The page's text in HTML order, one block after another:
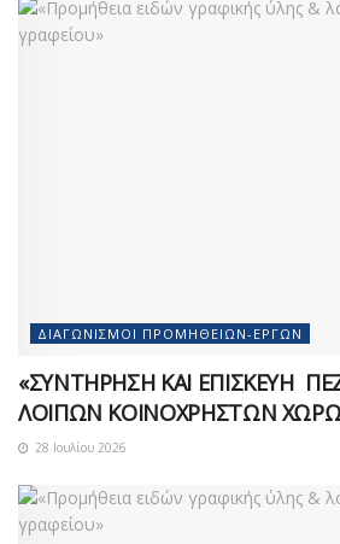
ΔΙΑΓΩΝΙΣΜΟΊ ΠΡΟΜΗΘΕΙΏΝ-ΈΡΓΩΝ
«ΣΥΝΤΗΡΗΣΗ ΚΑΙ ΕΠΙΣΚΕΥΗ
ΛΟΙΠΩΝ ΚΟΙΝΟΧΡΗΣΤΩΝ
28 Ιουλίου 2026